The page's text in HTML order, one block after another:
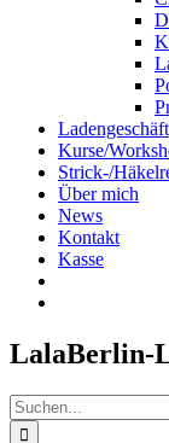
Ladengeschäft
Kurse/
Strick-/
Über mich
News
Kontakt
Kasse
LalaBerlin-
Suche
nach: